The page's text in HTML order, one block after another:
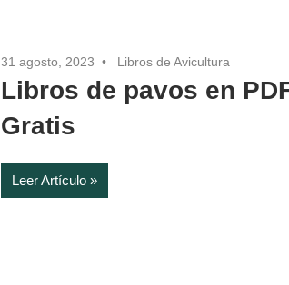
31 agosto, 2023 Libros de Avicultura
Libros de pavos en
Gratis
Leer Artículo